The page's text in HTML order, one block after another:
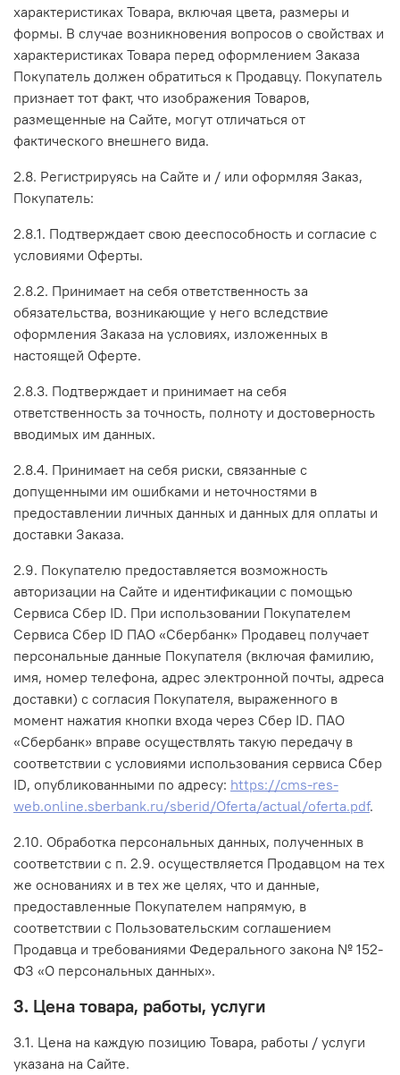
характеристиках Товара, включая цвета, размеры и
формы. В случае возникновения вопросов о свойствах и
характеристиках Товара перед оформлением Заказа
Покупатель должен обратиться к Продавцу. Покупатель
признает тот факт, что изображения Товаров,
размещенные на Сайте, могут отличаться от
фактического внешнего вида.
2.8. Регистрируясь на Сайте и / или оформляя Заказ,
Покупатель:
2.8.1. Подтверждает свою дееспособность и согласие с
условиями Оферты.
2.8.2. Принимает на себя ответственность за
обязательства, возникающие у него вследствие
оформления Заказа на условиях, изложенных в
настоящей Оферте.
2.8.3. Подтверждает и принимает на себя
ответственность за точность, полноту и достоверность
вводимых им данных.
2.8.4. Принимает на себя риски, связанные с
допущенными им ошибками и неточностями в
предоставлении личных данных и данных для оплаты и
доставки Заказа.
2.9. Покупателю предоставляется возможность
авторизации на Сайте и идентификации с помощью
Сервиса Сбер ID. При использовании Покупателем
Сервиса Сбер ID ПАО «Сбербанк» Продавец получает
персональные данные Покупателя (включая фамилию,
имя, номер телефона, адрес электронной почты, адреса
доставки) с согласия Покупателя, выраженного в
момент нажатия кнопки входа через Сбер ID. ПАО
«Сбербанк» вправе осуществлять такую передачу в
соответствии с условиями использования сервиса Сбер
ID, опубликованными по адресу: https://cms-res-
web.online.sberbank.ru/sberid/Oferta/actual/oferta.pdf.
2.10. Обработка персональных данных, полученных в
соответствии с п. 2.9. осуществляется Продавцом на тех
же основаниях и в тех же целях, что и данные,
предоставленные Покупателем напрямую, в
соответствии с Пользовательским соглашением
Продавца и требованиями Федерального закона № 152-
ФЗ «О персональных данных».
3. Цена товара, работы, услуги
3.1. Цена на каждую позицию Товара, работы / услуги
указана на Сайте.